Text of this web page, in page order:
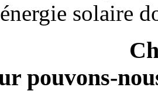
solaire
pouvons-